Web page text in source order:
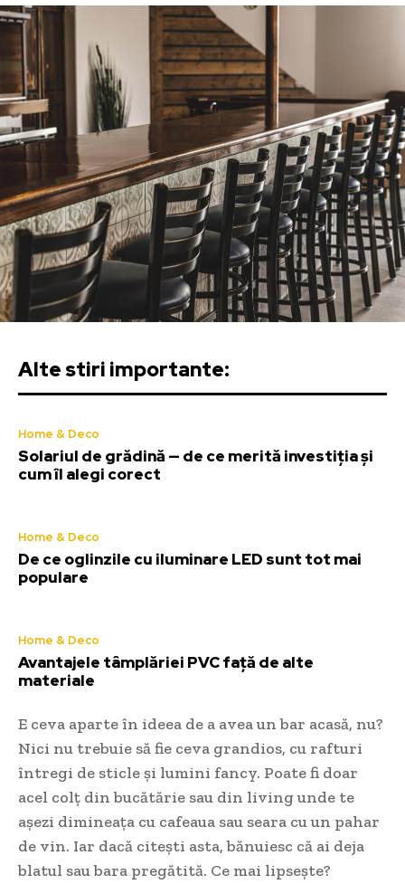
Alte stiri importante:
Home & Deco
Solariul de grădină — de ce merită investiția și
cum îl alegi corect
Home & Deco
De ce oglinzile cu iluminare LED sunt tot mai
populare
Home & Deco
Avantajele tâmplăriei PVC față de alte
materiale
E ceva aparte în ideea de a avea un bar acasă, nu?
Nici nu trebuie să fie ceva grandios, cu rafturi
întregi de sticle și lumini fancy. Poate fi doar
acel colț din bucătărie sau din living unde te
așezi dimineața cu cafeaua sau seara cu un pahar
de vin. Iar dacă citești asta, bănuiesc că ai deja
blatul sau bara pregătită. Ce mai lipsește?